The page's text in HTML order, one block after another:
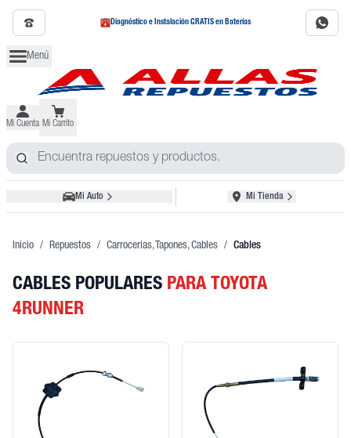
Diagnóstico e Instalación GRATIS en Baterías
Menú
Mi Cuenta Mi Carrito
Mi Auto Mi Tienda
Inicio / Repuestos / Carrocerias, Tapones, Cables / Cables
CABLES POPULARES PARA TOYOTA
4RUNNER